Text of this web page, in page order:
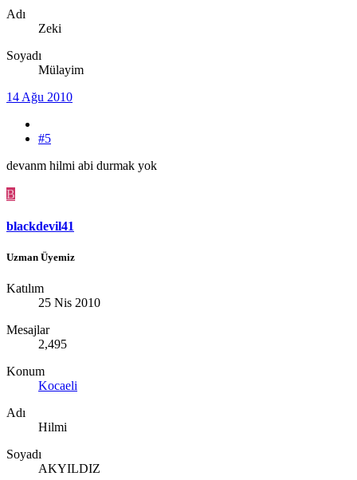
Adı
Zeki
Soyadı
Mülayim
14 Ağu 2010
#5
devanm hilmi abi durmak yok
B
blackdevil41
Uzman Üyemiz
Katılım
25 Nis 2010
Mesajlar
2,495
Konum
Kocaeli
Adı
Hilmi
Soyadı
AKYILDIZ